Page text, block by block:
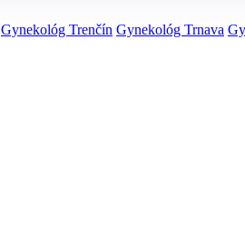
Gynekológ Trenčín Gynekológ Trnava